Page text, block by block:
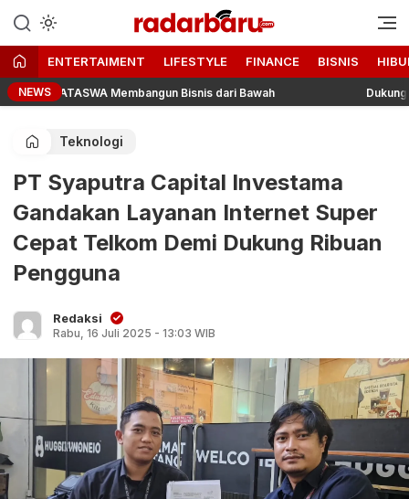
radarbaru.com
Informasi Berita Terbaru dan
Terkini Hari Ini
ENTERTAIMENT LIFESTYLE FINANCE BISNIS
NEWS
HATASWA Membangun Bisnis dari Bawah Dukung 100
Teknologi
PT Syaputra Capital Investama
Gandakan Layanan Internet Super
Cepat Telkom Demi Dukung Ribuan
Pengguna
Redaksi
Rabu, 16 Juli 2025 - 13:03 WIB